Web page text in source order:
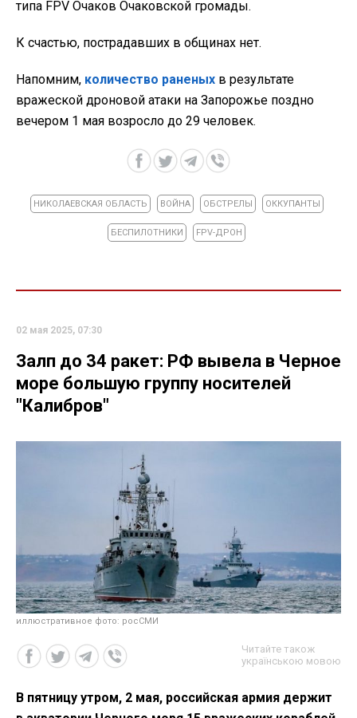
типа FPV Очаков Очаковской громады.
К счастью, пострадавших в общинах нет.
Напомним, количество раненых в результате
вражеской дроновой атаки на Запорожье поздно
вечером 1 мая возросло до 29 человек.
НИКОЛАЕВСКАЯ ОБЛАСТЬ ВОЙНА ОБСТРЕЛЫ ОККУПАНТЫ
БЕСПИЛОТНИКИ FPV-ДРОН
02 мая 2025, 07:30
Залп до 34 ракет: РФ вывела в Черное
море большую группу носителей
"Калибров"
иллюстративное фото: росСМИ
Читайте також
українською мовою
В пятницу утром, 2 мая, российская армия держит